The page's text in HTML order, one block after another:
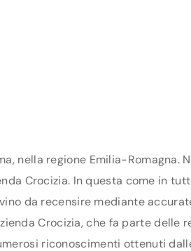
nella regione Emilia-Romagna.
Crocizia. In questa come in
da recensire mediante
Crocizia, che fa parte
riconoscimenti ottenuti